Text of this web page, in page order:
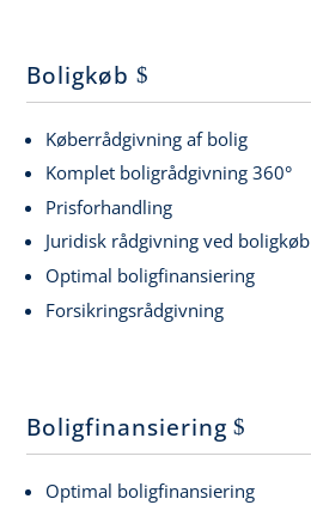
Boligkøb
Køberrådgivning af bolig
Komplet boligrådgivning 360°
Prisforhandling
Juridisk rådgivning ved boligkøb
Optimal boligfinansiering
Forsikringsrådgivning
Boligfinansiering
Optimal boligfinansiering